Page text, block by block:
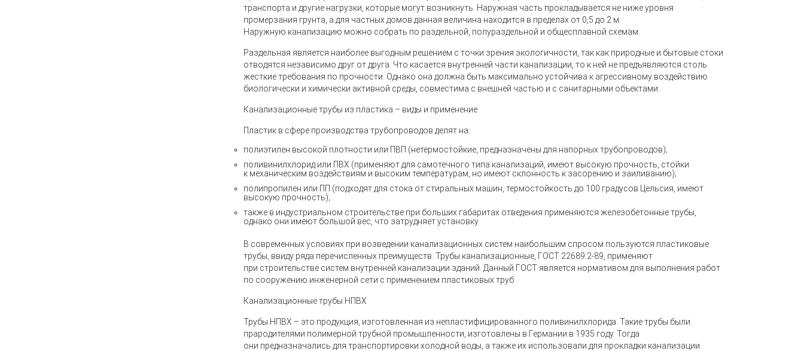
транспорта и другие нагрузки, которые могут возникнуть. Наружная часть прокладывается не ниже уровня
промерзания грунта, а для частных домов данная величина находится в пределах от 0,5 до 2 м.
Наружную канализацию можно собрать по раздельной, полураздельной и общесплавной схемам.
Раздельная является наиболее выгодным решением с точки зрения экологичности, так как природные и бытовые стоки
отводятся независимо друг от друга. Что касается внутренней части канализации, то к ней не предъявляются столь
жесткие требования по прочности. Однако она должна быть максимально устойчива к агрессивному воздействию
биологически и химически активной среды, совместима с внешней частью и с санитарными объектами.
Канализационные трубы из пластика – виды и применение
Пластик в сфере производства трубопроводов делят на:
полиэтилен высокой плотности или ПВП (нетермостойкие, предназначены для напорных трубопроводов);
поливинилхлорид или ПВХ (применяют для самотечного типа канализаций, имеют высокую прочность, стойки
к механическим воздействиям и высоким температурам, но имеют склонность к засорению и заиливанию);
полипропилен или ПП (подходят для стока от стиральных машин, термостойкость до 100 градусов Цельсия, имеют
высокую прочность);
также в индустриальном строительстве при больших габаритах отведения применяются железобетонные трубы,
однако они имеют большой вес, что затрудняет установку.
В современных условиях при возведении канализационных систем наибольшим спросом пользуются пластиковые
трубы, ввиду ряда перечисленных преимуществ. Трубы канализационные, ГОСТ 22689.2-89, применяют
при строительстве систем внутренней канализации зданий. Данный ГОСТ является нормативом для выполнения работ
по сооружению инженерной сети с применением пластиковых труб.
Канализационные трубы НПВХ
Трубы НПВХ – это продукция, изготовленная из непластифицированного поливинилхлорида. Такие трубы были
прародителями полимерной трубной промышленности, изготовлены в Германии в 1935 году. Тогда
они предназначались для транспортировки холодной воды, а также их использовали для прокладки канализации.